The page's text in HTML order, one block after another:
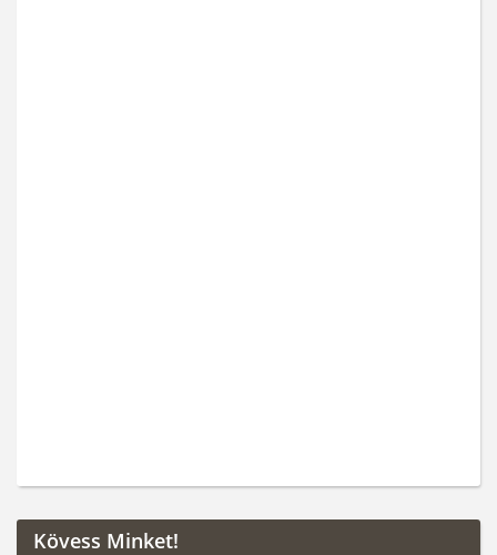
Kövess Minket!